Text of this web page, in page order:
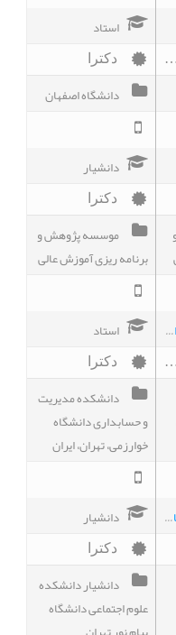
استاد
دکترا
دانشگاه اصفهان
دانشیار
دکترا
موسسه پژوهش و
برنامه ریزی آموزش عالی
استاد
دکترا
دانشکده مدیریت
و حسابداری دانشگاه
خوارزمی، تهران، ایران
دانشیار
دکترا
دانشیار دانشکده
علوم اجتماعی دانشگاه